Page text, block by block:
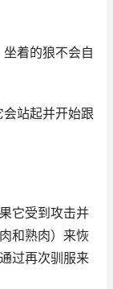
着的狼不会自
站起并开始跟
它受到攻击并
和熟肉）来恢
过再次驯服来